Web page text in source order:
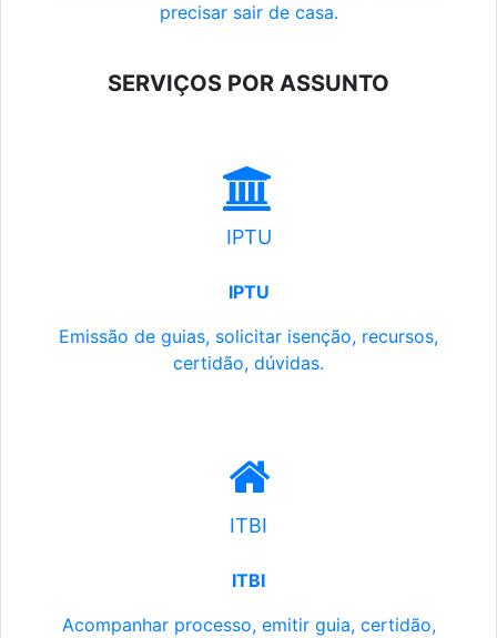
precisar sair de casa.
SERVIÇOS POR ASSUNTO
IPTU
IPTU
Emissão de guias, solicitar isenção, recursos,
certidão, dúvidas.
ITBI
ITBI
Acompanhar processo, emitir guia, certidão,